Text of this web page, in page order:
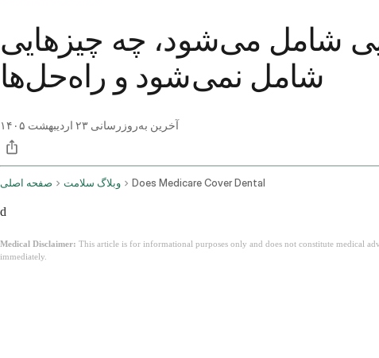
شامل می‌شود، چه چیزهایی
شامل نمی‌شود و راه‌حل‌ها
آخرین به‌روزرسانی ۲۳ اردیبهشت ۱۴۰۵
صفحه اصلی وبلاگ سلامت Does Medicare Cover Dental
d
Medical Disclaimer: This article is for informational purposes only and does not constitute medical
immediately.